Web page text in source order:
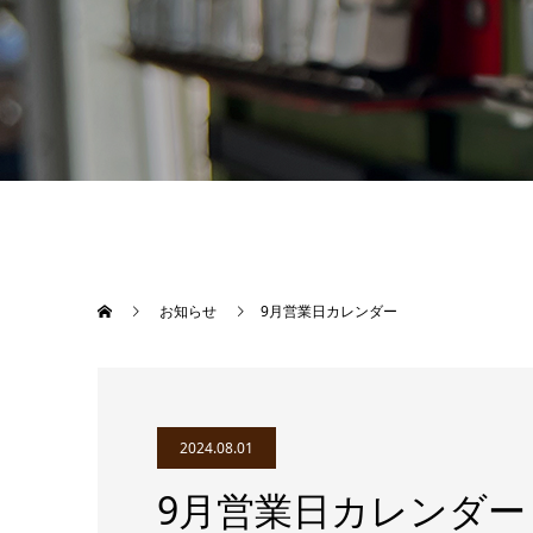
お知らせ 9月営業日カレンダー
2024.08.01
9月営業日カレンダー